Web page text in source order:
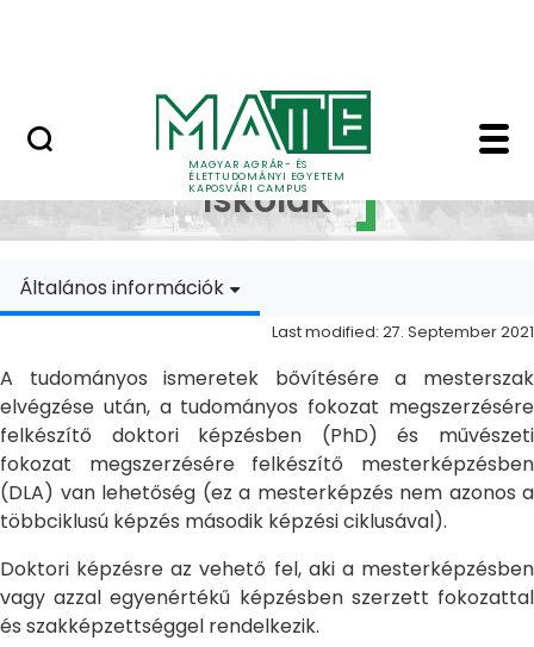
MAGYAR AGRÁR- ÉS
ÉLETTUDOMÁNYI EGYETEM
KAPOSVÁRI CAMPUS
Doktori Iskolák -
Doktori
Iskolák
Általános információk
Last modified: 27. September 2021
A tudományos ismeretek bővítésére a mesterszak
elvégzése után, a tudományos fokozat megszerzésére
felkészítő doktori képzésben (PhD) és művészeti
fokozat megszerzésére felkészítő mesterképzésben
(DLA) van lehetőség (ez a mesterképzés nem azonos a
többciklusú képzés második képzési ciklusával).
Doktori képzésre az vehető fel, aki a mesterképzésben
vagy azzal egyenértékű képzésben szerzett fokozattal
és szakképzettséggel rendelkezik.